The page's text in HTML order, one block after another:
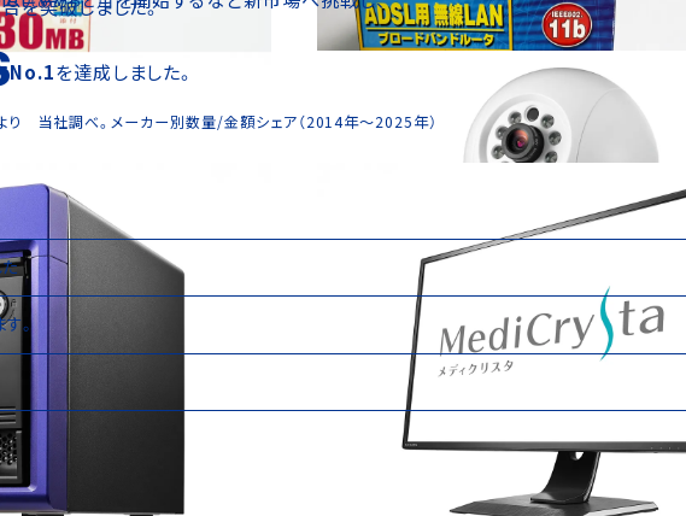
スクユニット 独自技術「IOバンク方式」PC-9800シリーズ用増設
、「GA-1280A」 ハードディスク「HDSシリーズ」
無線LANアクセスポイント付ルーター「WN-B11/R
を突破しました。
チューナー「HVT-TLSD/R」 ネットワークカメラ『Qwatch』「TS-WPTCAMシリ
No.1を達成しました。
当社調べ。メーカー別数量/金額シェア（2014年～2025年）
。